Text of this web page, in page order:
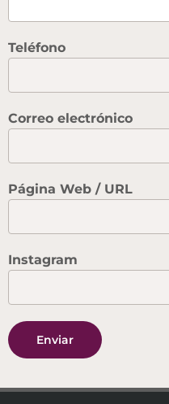
Teléfono
Correo electrónico
Página Web / URL
Instagram
Enviar